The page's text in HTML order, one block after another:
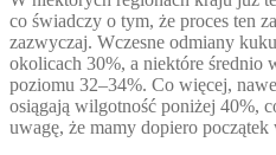
co świadczy o tym, że proces ten
zazwyczaj. Wczesne odmiany
okolicach 30%, a niektóre średnio
poziomu 32–34%. Co więcej,
osiągają wilgotność poniżej 40%,
uwagę, że mamy dopiero początek